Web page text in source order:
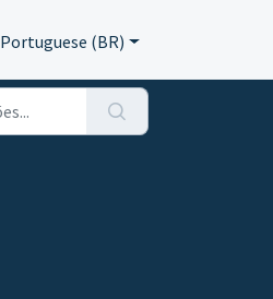
Portuguese (BR)